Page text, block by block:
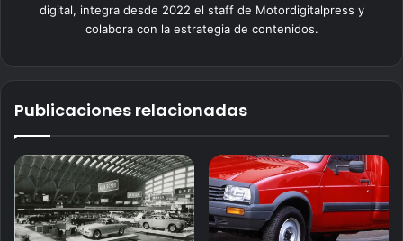
digital, integra desde 2022 el staff de Motordigitalpress y
colabora con la estrategia de contenidos.
Publicaciones relacionadas